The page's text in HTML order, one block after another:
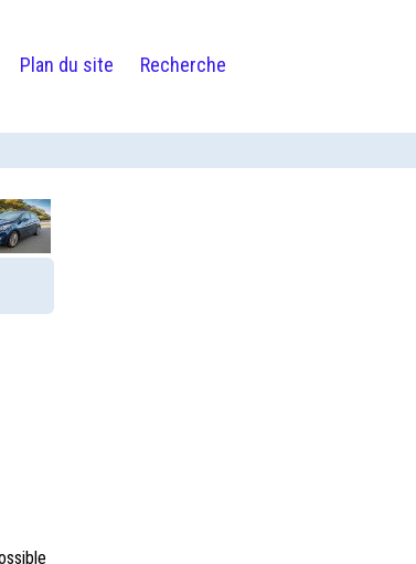
Plan du site Recherche